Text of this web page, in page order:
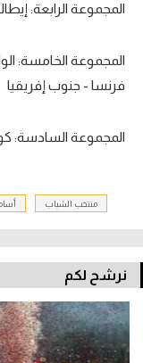
المجموعة الرابعة:
المجموعة الخامسة:
فرنسا - جنوب إفريقيا
المجموعة السادسة:
منتخب الشباب
نرشح لكم